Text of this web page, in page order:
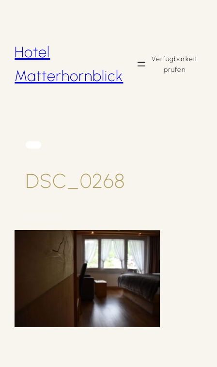
Hotel
Matterhornblick
Verfügbarkeit
prüfen
DSC_0268